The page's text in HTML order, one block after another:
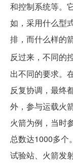
和控制系统等。
如，采用什么型
排，而什么样的
反过来，不同的
出不同的要求。
反复协调，最终
外，参与运载火
火箭为例，当时
总数达1000多个
试验站、火箭发